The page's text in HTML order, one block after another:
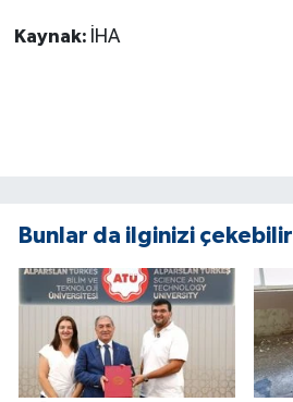
Kaynak: İHA
Bunlar da ilginizi çekebilir